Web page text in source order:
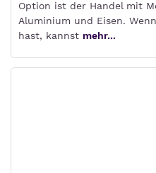
Option ist der Handel mit
Aluminium und Eisen.
hast, kannst mehr...